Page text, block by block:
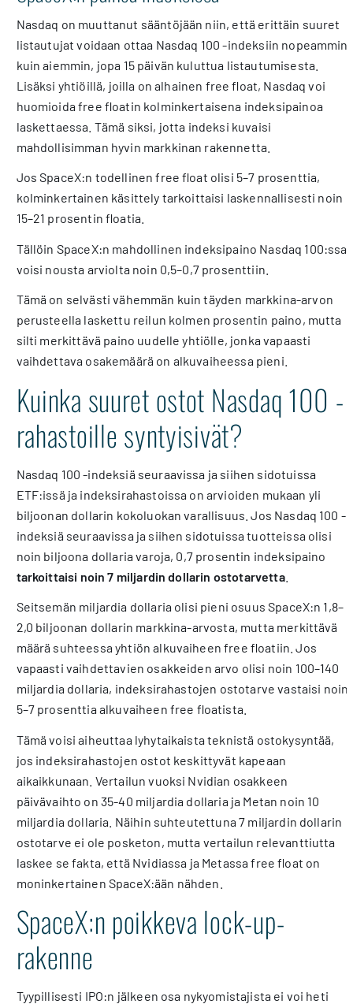
Nasdaq on muuttanut sääntöjään niin, että erittäin suuret
listautujat voidaan ottaa Nasdaq 100 -indeksiin nopeammin
kuin aiemmin, jopa 15 päivän kuluttua listautumisesta.
Lisäksi yhtiöillä, joilla on alhainen free float, Nasdaq voi
huomioida free floatin kolminkertaisena indeksipainoa
laskettaessa. Tämä siksi, jotta indeksi kuvaisi
mahdollisimman hyvin markkinan rakennetta.
Jos SpaceX:n todellinen free float olisi 5–7 prosenttia,
kolminkertainen käsittely tarkoittaisi laskennallisesti noin
15–21 prosentin floatia.
Tällöin SpaceX:n mahdollinen indeksipaino Nasdaq 100:ssa
voisi nousta arviolta noin 0,5–0,7 prosenttiin.
Tämä on selvästi vähemmän kuin täyden markkina-arvon
perusteella laskettu reilun kolmen prosentin paino, mutta
silti merkittävä paino uudelle yhtiölle, jonka vapaasti
vaihdettava osakemäärä on alkuvaiheessa pieni.
Kuinka suuret ostot Nasdaq 100 -
rahastoille syntyisivät?
Nasdaq 100 -indeksiä seuraavissa ja siihen sidotuissa
ETF:issä ja indeksirahastoissa on arvioiden mukaan yli
biljoonan dollarin kokoluokan varallisuus. Jos Nasdaq 100 -
indeksiä seuraavissa ja siihen sidotuissa tuotteissa olisi
noin biljoona dollaria varoja, 0,7 prosentin indeksipaino
tarkoittaisi noin 7 miljardin dollarin ostotarvetta.
Seitsemän miljardia dollaria olisi pieni osuus SpaceX:n 1,8–
2,0 biljoonan dollarin markkina-arvosta, mutta merkittävä
määrä suhteessa yhtiön alkuvaiheen free floatiin. Jos
vapaasti vaihdettavien osakkeiden arvo olisi noin 100–140
miljardia dollaria, indeksirahastojen ostotarve vastaisi noin
5–7 prosenttia alkuvaiheen free floatista.
Tämä voisi aiheuttaa lyhytaikaista teknistä ostokysyntää,
jos indeksirahastojen ostot keskittyvät kapeaan
aikaikkunaan. Vertailun vuoksi Nvidian osakkeen
päivävaihto on 35-40 miljardia dollaria ja Metan noin 10
miljardia dollaria. Näihin suhteutettuna 7 miljardin dollarin
ostotarve ei ole posketon, mutta vertailun relevanttiutta
laskee se fakta, että Nvidiassa ja Metassa free float on
moninkertainen SpaceX:ään nähden.
SpaceX:n poikkeva lock-up-
rakenne
Tyypillisesti IPO:n jälkeen osa nykyomistajista ei voi heti